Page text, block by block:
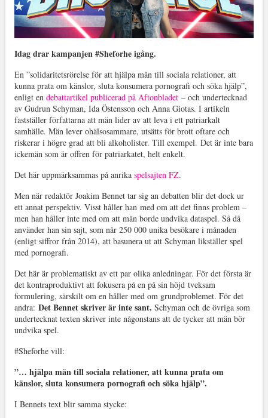
Idag drar kampanjen #Sheforhe igång.
En ”solidaritetsrörelse för att hjälpa män till sociala relationer, att
kunna prata om känslor, sluta konsumera pornografi och söka hjälp”,
enligt en debattartikel publicerad på Aftonbladet– och undertecknad
av Gudrun Schyman, Ida Östensson och Anna Giotas. I artikeln
fastställer författarna att män lider av att leva i ett patriarkalt
samhälle. Män lever ohälsosammare, utsätts för brott oftare och
riskerar i högre grad att bli alkoholister. Till exempel. Det är inte bara
ickemän som är offren för patriarkatet, helt enkelt.
Det här uppmärksammas på anrika spelsajten FZ.
Men när redaktör Joakim Bennet tar sig an debatten blir det dock ur
ett annat perspektiv. Visst håller han med om att det finns problem –
men han håller inte med om att män borde undvika dataspel. Så då
använder han sin sajt, som når 250 000 unika besökare i månaden
(enligt siffror från 2014), att basunera ut att Schyman likställer spel
med pornografi.
Det här är problematiskt av ett par olika anledningar. För det första är
det kontraproduktivt att fokusera på en på sin höjd tveksam
formulering, särskilt om en håller med om grundproblemet. För det
andra: Det Bennet skriver är inte sant. Schyman och de övriga som
undertecknat texten skriver inte någonstans att de tycker att män bör
undvika spel.
#Sheforhe vill:
”… hjälpa män till sociala relationer, att kunna prata om
känslor, sluta konsumera pornografi och söka hjälp”.
I Bennets text blir samma stycke: